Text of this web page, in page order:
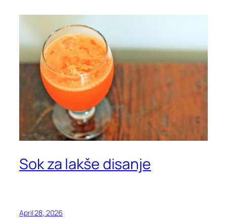
Sok za lakše disanje
April 28, 2026